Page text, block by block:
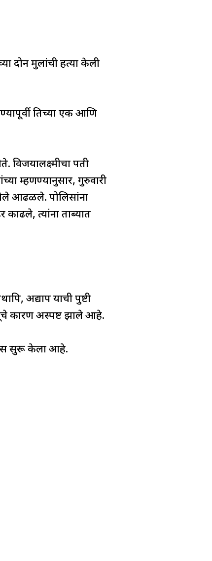
दोन मुलांची हत्या केली
तिच्या एक आणि
विजयालक्ष्मीचा पती
म्हणण्यानुसार, गुरुवारी
आढळले. पोलिसांना
त्यांना ताब्यात
अद्याप याची पुष्टी
कारण अस्पष्ट झाले आहे.
सुरू केला आहे.